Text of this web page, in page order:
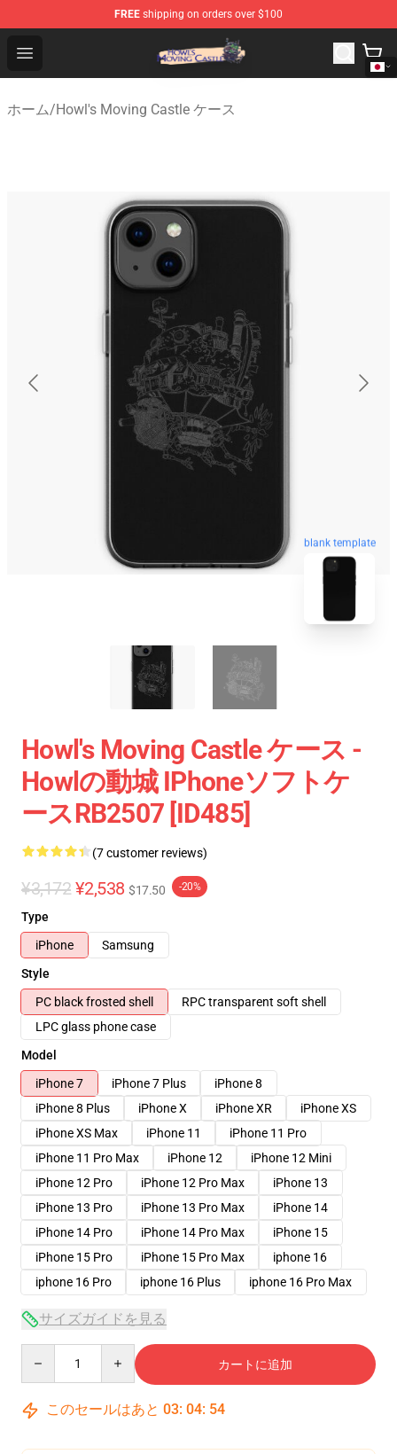
FREE shipping on orders over $100
Open menu
Howl's Moving Castle Store - Official Howl's Moving
ホーム/Howl's Moving Castle ケース
blank template
Howl's Moving Castle ケース -
Howlの動城 IPhoneソフトケ
ースRB2507 [ID485]
(7 customer reviews)
¥3,172 ¥2,538 $17.50 -20%
Type
iPhone
Samsung
Style
PC black frosted shell
RPC transparent soft shell
LPC glass phone case
Model
iPhone 7
iPhone 7 Plus
iPhone 8
iPhone 8 Plus
iPhone X iPhone XR
iPhone XS
iPhone XS Max
iPhone 11
iPhone 11 Pro
iPhone 11 Pro Max
iPhone 12
iPhone 12 Mini
iPhone 12 Pro
iPhone 12 Pro Max
iPhone 13
iPhone 13 Pro
iPhone 13 Pro Max
iPhone 14
iPhone 14 Pro
iPhone 14 Pro Max
iPhone 15
iPhone 15 Pro
iPhone 15 Pro Max
iphone 16
iphone 16 Pro
iphone 16 Plus iphone 16 Pro Max
サイズガイドを見る
カートに追加
このセールはあと 03: 04: 54